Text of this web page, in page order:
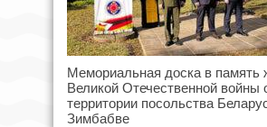
Мемориальная доска в память
Великой Отечественной войны
территории посольства
Зимбабве